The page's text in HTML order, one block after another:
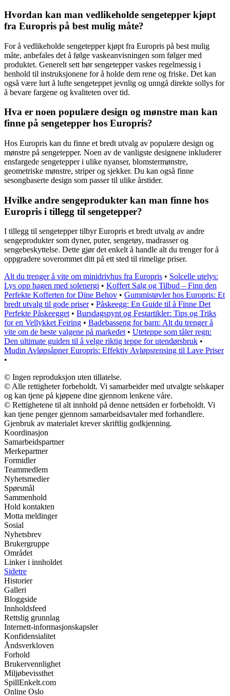
Hvordan kan man vedlikeholde sengetepper kjøpt
fra Europris på best mulig måte?
For å vedlikeholde sengetepper kjøpt fra Europris på best mulig
måte, anbefales det å følge vaskeanvisningen som følger med
produktet. Generelt sett bør sengetepper vaskes regelmessig i
henhold til instruksjonene for å holde dem rene og friske. Det kan
også være lurt å lufte sengeteppet jevnlig og unngå direkte sollys for
å bevare fargene og kvaliteten over tid.
Hva er noen populære design og mønstre man kan
finne på sengetepper hos Europris?
Hos Europris kan du finne et bredt utvalg av populære design og
mønstre på sengetepper. Noen av de vanligste designene inkluderer
ensfargede sengetepper i ulike nyanser, blomstermønstre,
geometriske mønstre, striper og sjekker. Du kan også finne
sesongbaserte design som passer til ulike årstider.
Hvilke andre sengeprodukter kan man finne hos
Europris i tillegg til sengetepper?
I tillegg til sengetepper tilbyr Europris et bredt utvalg av andre
sengeprodukter som dyner, puter, sengetøy, madrasser og
sengebeskyttelse. Dette gjør det enkelt å handle alt du trenger for å
oppgradere soverommet ditt på ett sted til rimelige priser.
Alt du trenger å vite om minidrivhus fra Europris • Solcelle utelys:
Lys opp hagen med solenergi • Koffert Salg og Tilbud – Finn den
Perfekte Kofferten for Dine Behov • Gummistøvler hos Europris: Et
bredt utvalg til gode priser• Påskeegg: En Guide til å Finne Det
Perfekte Påskeegget• Bursdagspynt og Festartikler: Tips og Triks
for en Vellykket Feiring • Badebasseng for barn: Alt du trenger å
vite om de beste valgene på markedet• Uteteppe som tåler regn:
Den ultimate guiden til å velge riktig teppe for utendørsbruk •
Mudin Avløpsåpner Europris: Effektiv Avløpsrensing til Lave Priser
•
© Ingen reproduksjon uten tillatelse.
© Alle rettigheter forbeholdt. Vi samarbeider med utvalgte selskaper
og kan tjene på kjøpene dine gjennom lenkene våre.
© Rettighetene til alt innhold på denne nettsiden er forbeholdt. Vi
kan tjene penger gjennom samarbeidsavtaler med forhandlere.
Gjenbruk av materialet krever skriftlig godkjenning.
Koordinasjon
Samarbeidspartner
Merkepartner
Formidler
Teammedlem
Nyhetsmedier
Spørsmål
Sammenhold
Hold kontakten
Motta meldinger
Sosial
Nyhetsbrev
Brukergruppe
Området
Linker i innholdet
Sidetre
Historier
Galleri
Bloggside
Innholdsfeed
Rettslig grunnlag
Internett-informasjonskapsler
Konfidensialitet
Åndsverkloven
Forhold
Brukervennlighet
Miljøbevissthet
SpillEnkelt.com
Online Oslo